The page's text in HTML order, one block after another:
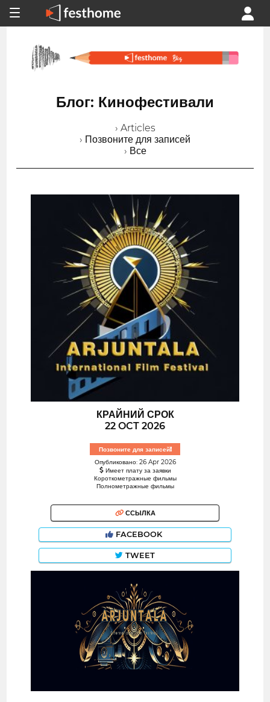
Блог: Кинофестивали
› Articles
› Позвоните для записей
› Все
КРАЙНИЙ СРОК
22 OCT 2026
Позвоните для записей!
Опубликовано: 26 Apr 2026
Имеет плату за заявки
Короткометражные фильмы
Полнометражные фильмы
ССЫЛКА
FACEBOOK
TWEET